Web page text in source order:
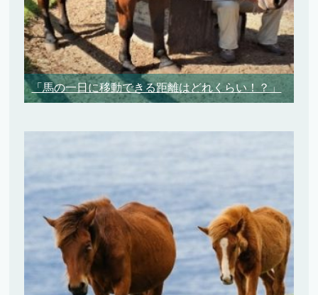
「馬の一日に移動できる距離はどれくらい！？」